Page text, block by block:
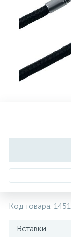
Код товара:
Вставки
Золотые серьги
Золотые цепи